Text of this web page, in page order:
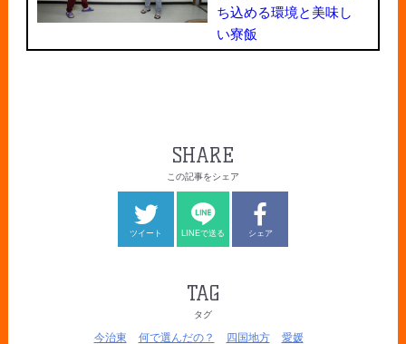
ち込める環境と美味し
い寮飯
SHARE
この記事をシェア
ツイート LINEで送る シェア
TAG
タグ
今治東 何で選んだの？ 四国地方 愛媛